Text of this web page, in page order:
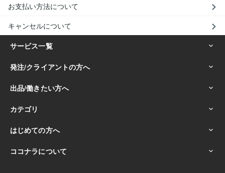
お支払い方法について
キャンセルについて